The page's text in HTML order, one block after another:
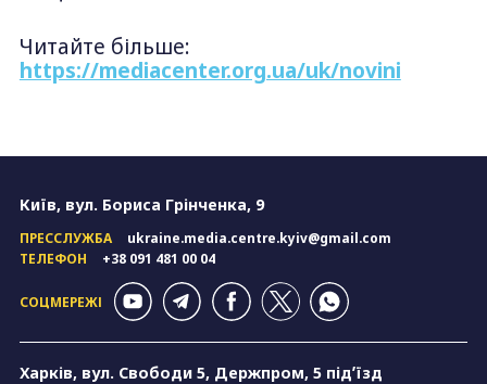
Читайте більше:
https://mediacenter.org.ua/uk/novini
Київ, вул. Бориса Грінченка, 9
ПРЕССЛУЖБА
ukraine.media.centre.kyiv@gmail.com
ТЕЛЕФОН
+38 091 481 00 04
СОЦМЕРЕЖІ
Харків, вул. Свободи 5, Держпром, 5 підʼїзд